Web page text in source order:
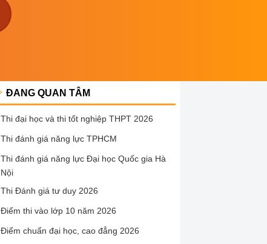
ĐANG QUAN TÂM
Thi đại học và thi tốt nghiệp THPT 2026
Thi đánh giá năng lực TPHCM
Thi đánh giá năng lực Đại học Quốc gia Hà
Nội
Thi Đánh giá tư duy 2026
Điểm thi vào lớp 10 năm 2026
Điểm chuẩn đại học, cao đẳng 2026